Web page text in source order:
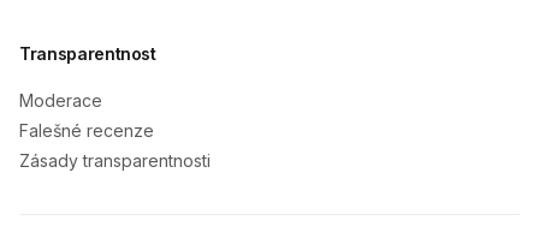
Transparentnost
Moderace
Falešné recenze
Zásady transparentnosti